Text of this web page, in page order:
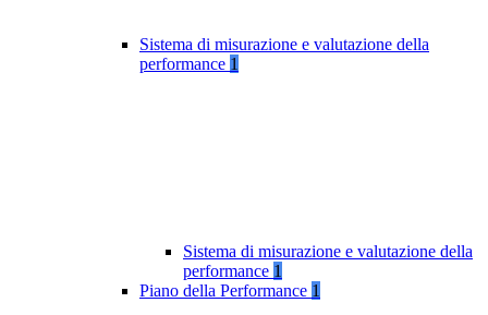
Sistema di misurazione e valutazione della
performance 1
Sistema di misurazione e valutazione della
performance 1
Piano della Performance 1